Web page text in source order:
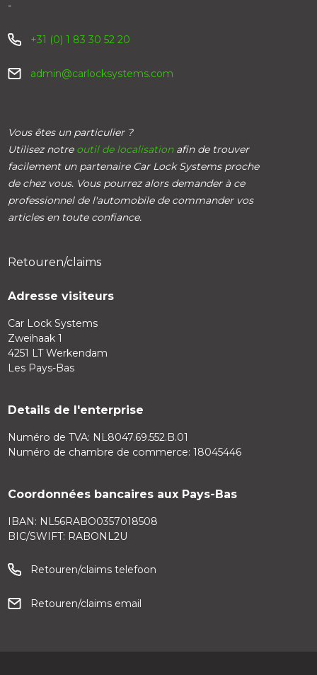
-
+31 (0) 1 83 30 52 20
admin@carlocksystems.com
Vous êtes un particulier ?
Utilisez notre outil de localisationafin de trouver
facilement un partenaire Car Lock Systems proche
de chez vous. Vous pourrez alors demander à ce
professionnel de l'automobile de commander vos
articles en toute confiance.
Retouren/claims
Adresse visiteurs
Car Lock Systems
Zweihaak 1
4251 LT Werkendam
Les Pays-Bas
Details de l'enterprise
Numéro de TVA: NL8047.69.552.B.01
Numéro de chambre de commerce: 18045446
Coordonnées bancaires aux Pays-Bas
IBAN: NL56RABO0357018508
BIC/SWIFT: RABONL2U
Retouren/claims telefoon
Retouren/claims email